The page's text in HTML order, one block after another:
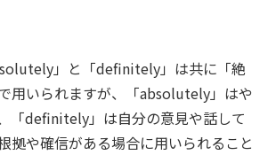
」と「definitely」は共に「絶
用いられますが、「absolutely」はや
「definitely」は自分の意見や話して
拠や確信がある場合に用いられること